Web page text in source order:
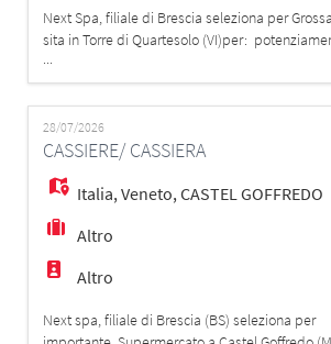
Next Spa, filiale di Brescia seleziona per
sita in Torre di Quartesolo (VI)per:
proprio organico. Un/Una back office offerte
categoria protetta legge 68/99 La risorsa si
di attività di redazione offerte per i clienti
rapportini redatti dai tecnici, nonché di attività di
sopralluogo
...
28/07/2026
CASSIERE/ CASSIERA
Italia,Veneto,CASTEL GOFFREDO
Altro
Altro
Next spa, filiale di Brescia (BS) seleziona per